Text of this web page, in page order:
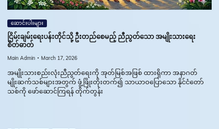
ဆောင်းပါးများ
ငြိမ်းချမ်းရေးပန်းတိုင်သို့ ဦးတည်စေမည့် ညီညွတ်သော အမျိုးသားရေး
စိတ်ဓာတ်
Main Admin March 17, 2026
အမျိုးသားစည်းလုံးညီညွတ်ရေးကို အုတ်မြစ်အဖြစ် ထားရှိကာ အနာဂတ်
မျိုးဆက်သစ်များအတွက် ဖွံ့ဖြိုးတိုးတက်၍ သာယာဝပြောသော နိုင်ငံတော်
သစ်ကို ဖော်ဆောင်ကြရန် တိုက်တွန်း